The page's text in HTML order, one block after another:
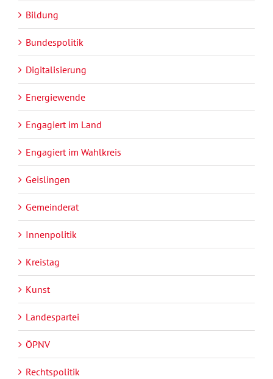
Bildung
Bundespolitik
Digitalisierung
Energiewende
Engagiert im Land
Engagiert im Wahlkreis
Geislingen
Gemeinderat
Innenpolitik
Kreistag
Kunst
Landespartei
ÖPNV
Rechtspolitik